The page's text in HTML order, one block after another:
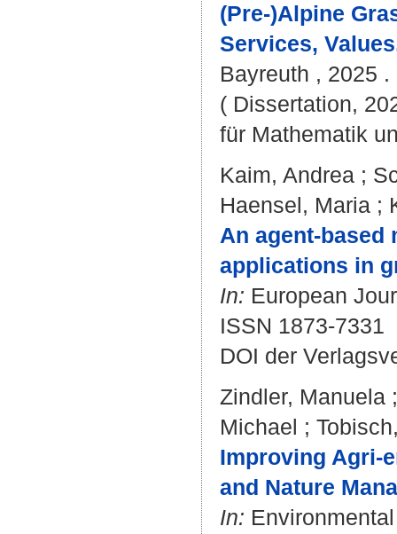
(Pre-)Alpine
Services,
Bayreuth , 2025
( Dissertation,
für Mathematik
Kaim, Andrea ;
Haensel, Maria ;
An agent-
applications in
In: European
ISSN 1873-7331
DOI der
Zindler, Manuela
Michael ;
Improving Agri-
and Nature
In: